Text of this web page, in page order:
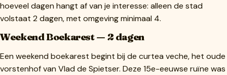
hoeveel dagen hangt af van je interesse: alleen de stad
volstaat 2 dagen, met omgeving minimaal 4.
Weekend Boekarest — 2 dagen
Een weekend boekarest begint bij de curtea veche, het oude
vorstenhof van Vlad de Spietser. Deze 15e-eeuwse ruïne was